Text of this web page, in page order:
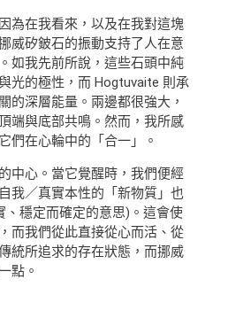
為在我看來，以及在我對這塊
威矽鈹石的振動支持了人在意
如我先前所說，這些石頭中純
光的極性，而 Hogtuvaite 則承
的深層能量。兩邊都很強大，
端與底部共鳴。然而，我所感
們在心輪中的「合一」。
中心。當它覺醒時，我們便經
我／真實本性的「新物質」也
、穩定而確定的意思)。這會使
而我們從此直接從心而活、從
統所追求的存在狀態，而挪威
點。